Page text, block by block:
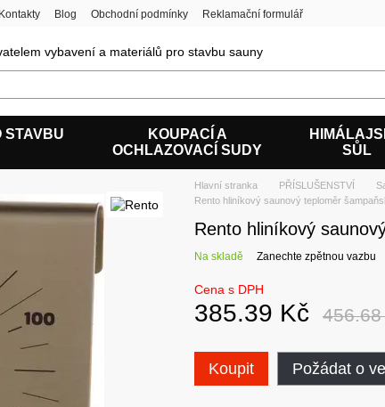
Kontakty Blog Obchodní podmínky
Reklamační formulář
vybavení a materiálů pro stavbu sauny
STAVBU
KOUPACÍ A
OCHLAZOVACÍ SUDY
SŮL
Hlavní stranka PŘÍSLUŠENSTVÍ
Rento hliníkový saunový teploměr
Rento hliníkový
Na skladě Zanechte zpětnou vazbu
Cena s DPH
385.39 Kč
Koupit Požádat o